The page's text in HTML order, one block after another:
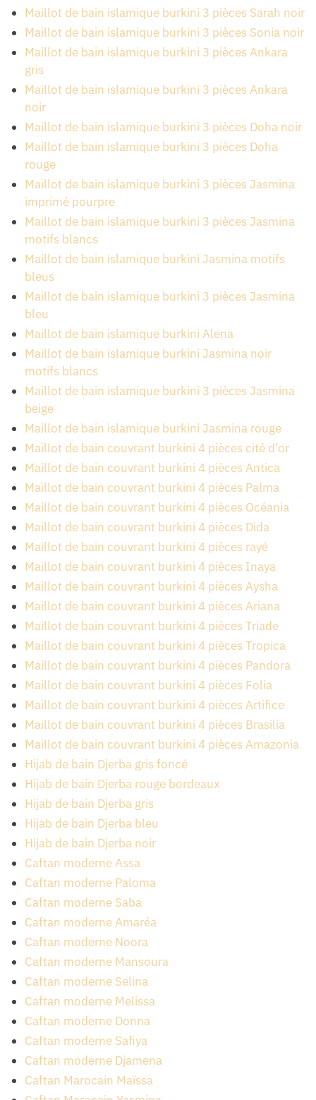
Maillot de bain islamique burkini 3 pièces Sarah noir
Maillot de bain islamique burkini 3 pièces Sonia noir
Maillot de bain islamique burkini 3 pièces Ankara
gris
Maillot de bain islamique burkini 3 pièces Ankara
noir
Maillot de bain islamique burkini 3 pièces Doha noir
Maillot de bain islamique burkini 3 pièces Doha
rouge
Maillot de bain islamique burkini 3 pièces Jasmina
imprimé pourpre
Maillot de bain islamique burkini 3 pièces Jasmina
motifs blancs
Maillot de bain islamique burkini Jasmina motifs
bleus
Maillot de bain islamique burkini 3 pièces Jasmina
bleu
Maillot de bain islamique burkini Alena
Maillot de bain islamique burkini Jasmina noir
motifs blancs
Maillot de bain islamique burkini 3 pièces Jasmina
beige
Maillot de bain islamique burkini Jasmina rouge
Maillot de bain couvrant burkini 4 pièces cité d'or
Maillot de bain couvrant burkini 4 pièces Antica
Maillot de bain couvrant burkini 4 pièces Palma
Maillot de bain couvrant burkini 4 pièces Océania
Maillot de bain couvrant burkini 4 pièces Dida
Maillot de bain couvrant burkini 4 pièces rayé
Maillot de bain couvrant burkini 4 pièces Inaya
Maillot de bain couvrant burkini 4 pièces Aysha
Maillot de bain couvrant burkini 4 pièces Ariana
Maillot de bain couvrant burkini 4 pièces Triade
Maillot de bain couvrant burkini 4 pièces Tropica
Maillot de bain couvrant burkini 4 pièces Pandora
Maillot de bain couvrant burkini 4 pièces Folia
Maillot de bain couvrant burkini 4 pièces Artifice
Maillot de bain couvrant burkini 4 pièces Brasilia
Maillot de bain couvrant burkini 4 pièces Amazonia
Hijab de bain Djerba gris foncé
Hijab de bain Djerba rouge bordeaux
Hijab de bain Djerba gris
Hijab de bain Djerba bleu
Hijab de bain Djerba noir
Caftan moderne Assa
Caftan moderne Paloma
Caftan moderne Saba
Caftan moderne Amaréa
Caftan moderne Noora
Caftan moderne Mansoura
Caftan moderne Selina
Caftan moderne Melissa
Caftan moderne Donna
Caftan moderne Safiya
Caftan moderne Djamena
Caftan Marocain Maïssa